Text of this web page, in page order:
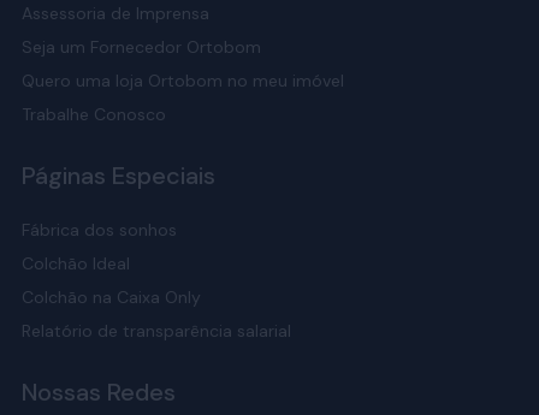
Assessoria de Imprensa
Seja um Fornecedor Ortobom
Quero uma loja Ortobom no meu imóvel
Trabalhe Conosco
Páginas Especiais
Fábrica dos sonhos
Colchão Ideal
Colchão na Caixa Only
Relatório de transparência salarial
Nossas Redes